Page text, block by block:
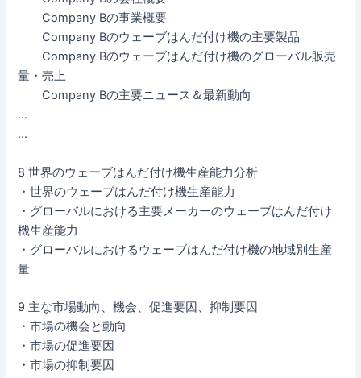
Company Bの事業概要
Company Bのウェーブはんだ付け機の主要製品
Company Bのウェーブはんだ付け機のグローバル販売
量・売上
Company Bの主要ニュース＆最新動向
…
…
8 世界のウェーブはんだ付け機生産能力分析
・世界のウェーブはんだ付け機生産能力
・グローバルにおける主要メーカーのウェーブはんだ付け
機生産能力
・グローバルにおけるウェーブはんだ付け機の地域別生産
量
9 主な市場動向、機会、促進要因、抑制要因
・市場の機会と動向
・市場の促進要因
・市場の抑制要因